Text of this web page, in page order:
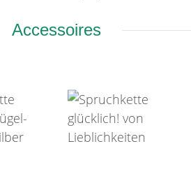
Accessoires